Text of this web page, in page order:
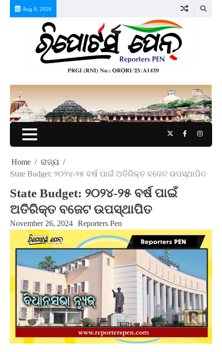
Aug 8, 2026
TwitterFacebook
Home
ରାଜ୍ୟ
State Budget: ୨୦୨୪-୨୫ ବର୍ଷ ପାଇଁ ଅତିରିକ୍ତ ବଜେଟ ଉପସ୍ଥାପିତ
State Budget: ୨୦୨୪-୨୫ ବର୍ଷ ପାଇଁ
ଅତିରିକ୍ତ ବଜେଟ ଉପସ୍ଥାପିତ
November 26, 2024 Reporters Pen